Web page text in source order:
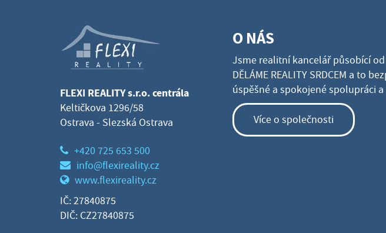
FLEXI REALITY s.r.o. centrála
Keltičkova 1296/58
Ostrava - Slezská Ostrava
+420 725 653 500
info@flexireality.cz
www.flexireality.cz
IČ: 27840875
DIČ: CZ27840875
O NÁS
Jsme realitní kancelář působící
DĚLÁME REALITY SRDCEM a to
úspěšné a spokojené spolupráci
Více o společnosti